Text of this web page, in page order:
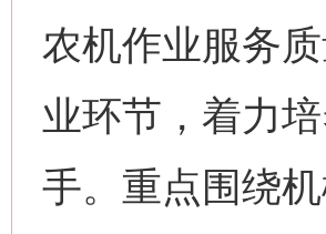
农机作业服务
业环节，着力
手。重点围绕